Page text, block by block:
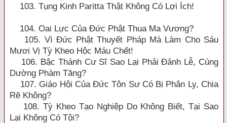
103. Tụng Kinh Paritta Thật Không Có Lợi Ích!
104. Oai Lực Của Đức Phật Thua Ma Vương?
105. Vì Đức Phật Thuyết Pháp Mà Làm Cho Sáu
Mươi Vị Tỳ Kheo Hộc Máu Chết!
106. Bậc Thánh Cư Sĩ Sao Lại Phải Đảnh Lễ, Cúng
Dường Phàm Tăng?
107. Giáo Hội Của Đức Tôn Sư Có Bị Phân Ly, Chia
Rẽ Không?
108. Tỳ Kheo Tạo Nghiệp Do Không Biết, Tại Sao
Lại Không Có Tội?